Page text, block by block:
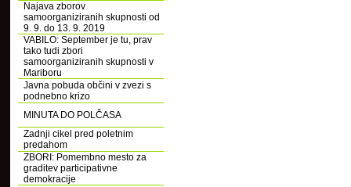
Najava zborov
samoorganiziranih skupnosti od
9. 9. do 13. 9. 2019
VABILO: September je tu, prav
tako tudi zbori
samoorganiziranih skupnosti v
Mariboru
Javna pobuda občini v zvezi s
podnebno krizo
MINUTA DO POLČASA
Zadnji cikel pred poletnim
predahom
ZBORI: Pomembno mesto za
graditev participativne
demokracije